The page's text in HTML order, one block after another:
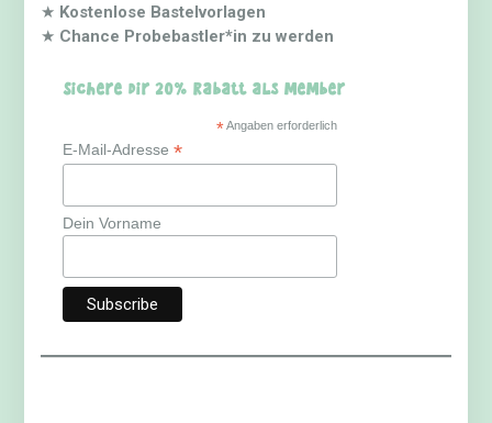
★ Kostenlose Bastelvorlagen
★ Chance Probebastler*in zu werden
Sichere dir 20% Rabatt als Member
*Angaben erforderlich
E-Mail-Adresse*
Dein Vorname